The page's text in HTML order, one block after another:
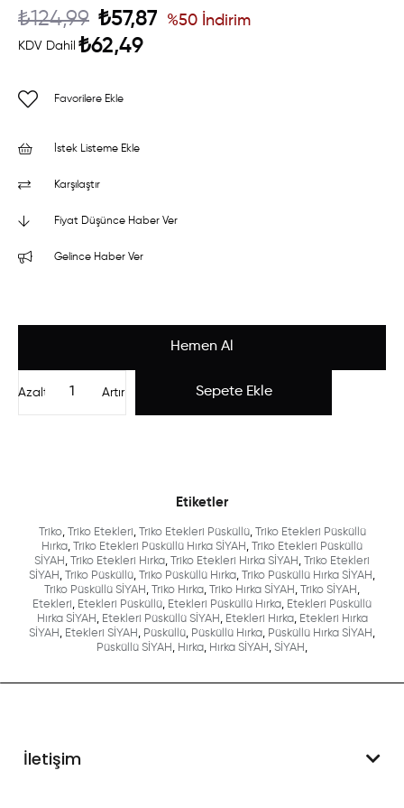
₺124,99 ₺57,87
KDV Dahil ₺62,49
%50 İndirim
Favorilere Ekle
İstek Listeme Ekle
Karşılaştır
Fiyat Düşünce Haber Ver
Gelince Haber Ver
Artır
Azalt
Etiketler
Triko, Triko Etekleri, Triko Etekleri Püsküllü, Triko Etekleri Püsküllü
Hırka, Triko Etekleri Püsküllü Hırka SİYAH , Triko Etekleri Püsküllü
SİYAH , Triko Etekleri Hırka, Triko Etekleri Hırka SİYAH , Triko Etekleri
SİYAH , Triko Püsküllü, Triko Püsküllü Hırka, Triko Püsküllü Hırka SİYAH ,
Triko Püsküllü SİYAH , Triko Hırka, Triko Hırka SİYAH , Triko SİYAH ,
Etekleri, Etekleri Püsküllü, Etekleri Püsküllü Hırka, Etekleri Püsküllü
Hırka SİYAH , Etekleri Püsküllü SİYAH , Etekleri Hırka, Etekleri Hırka
SİYAH , Etekleri SİYAH , Püsküllü, Püsküllü Hırka, Püsküllü Hırka SİYAH ,
Püsküllü SİYAH , Hırka, Hırka SİYAH , SİYAH ,
İletişim